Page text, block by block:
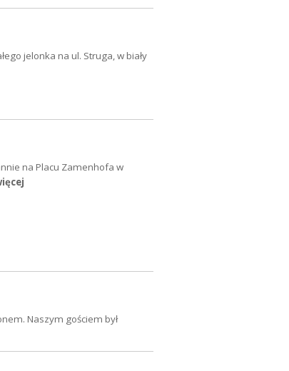
jelonka na ul. Struga, w biały
na Placu Zamenhofa w
Naszym gościem był